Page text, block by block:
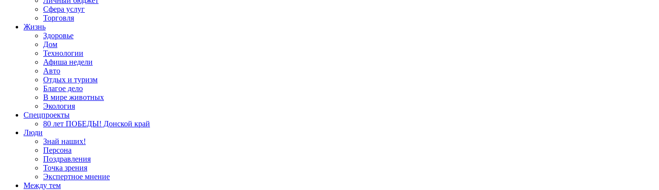
Сфера услуг
Торговля
Жизнь
Здоровье
Дом
Технологии
Афиша недели
Авто
Отдых и туризм
Благое дело
В мире животных
Экология
Спецпроекты
80 лет ПОБЕДЫ! Донской край
Люди
Знай наших!
Персона
Поздравления
Точка зрения
Экспертное мнение
Между тем